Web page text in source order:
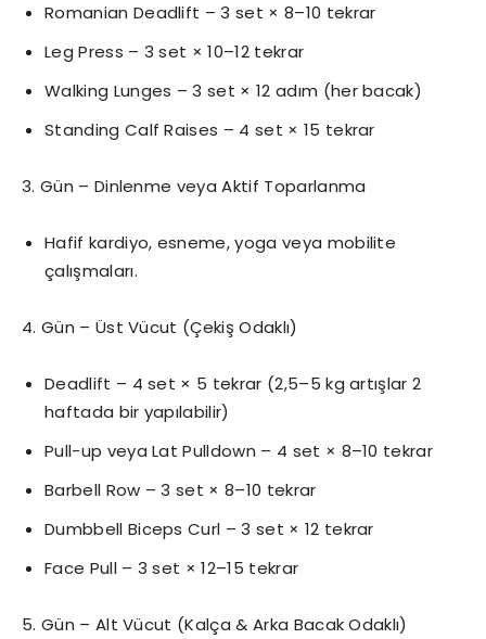
Romanian Deadlift – 3 set × 8–10 tekrar
Leg Press – 3 set × 10–12 tekrar
Walking Lunges – 3 set × 12 adım (her bacak)
Standing Calf Raises – 4 set × 15 tekrar
3. Gün – Dinlenme veya Aktif Toparlanma
Hafif kardiyo, esneme, yoga veya mobilite
çalışmaları.
4. Gün – Üst Vücut (Çekiş Odaklı)
Deadlift – 4 set × 5 tekrar (2,5–5 kg artışlar 2
haftada bir yapılabilir)
Pull-up veya Lat Pulldown – 4 set × 8–10 tekrar
Barbell Row – 3 set × 8–10 tekrar
Dumbbell Biceps Curl – 3 set × 12 tekrar
Face Pull – 3 set × 12–15 tekrar
5. Gün – Alt Vücut (Kalça & Arka Bacak Odaklı)